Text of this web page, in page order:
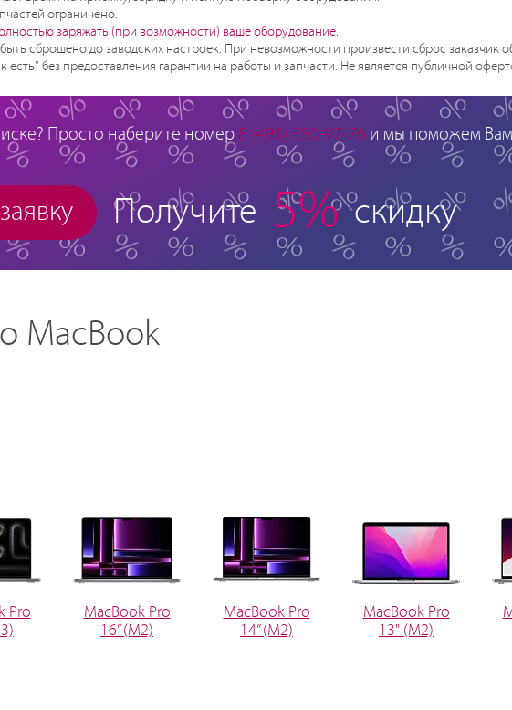
ограничено.
заряжать (при возможности) ваше оборудование.
сброшено до заводских настроек. При невозможности произвести сброс заказчик
без предоставления гарантии на работы и запчасти. Не является публичной
Просто наберите номер 8 (495) 580-97-76 и мы поможем
Получите 5%скидку
MacBook
Pro
MacBook Pro
16” (M2)
MacBook Pro
14” (M2)
MacBook Pro
13" (M2)